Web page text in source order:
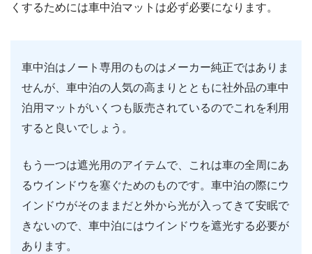
くするためには車中泊マットは必ず必要になります。
車中泊はノート専用のものはメーカー純正ではありま
せんが、車中泊の人気の高まりとともに社外品の車中
泊用マットがいくつも販売されているのでこれを利用
すると良いでしょう。
もう一つは遮光用のアイテムで、これは車の全周にあ
るウインドウを塞ぐためのものです。車中泊の際にウ
インドウがそのままだと外から光が入ってきて安眠で
きないので、車中泊にはウインドウを遮光する必要が
あります。